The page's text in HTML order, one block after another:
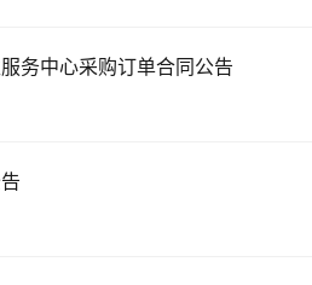
务中心采购订单合同公告